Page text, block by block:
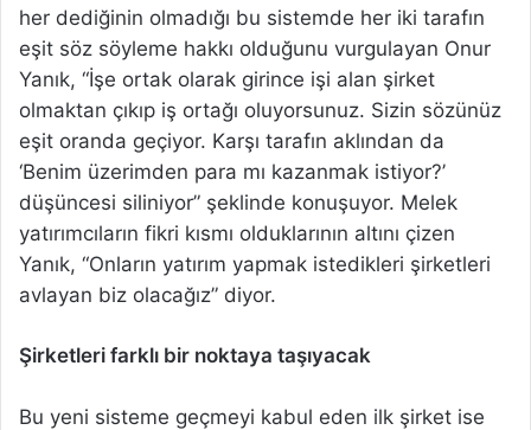
her dediğinin olmadığı bu sistemde her iki tarafın
eşit söz söyleme hakkı olduğunu vurgulayan Onur
Yanık, “İşe ortak olarak girince işi alan şirket
olmaktan çıkıp iş ortağı oluyorsunuz. Sizin sözünüz
eşit oranda geçiyor. Karşı tarafın aklından da
‘Benim üzerimden para mı kazanmak istiyor?’
düşüncesi siliniyor” şeklinde konuşuyor. Melek
yatırımcıların fikri kısmı olduklarının altını çizen
Yanık, “Onların yatırım yapmak istedikleri şirketleri
avlayan biz olacağız” diyor.
Şirketleri farklı bir noktaya taşıyacak
Bu yeni sisteme geçmeyi kabul eden ilk şirket ise